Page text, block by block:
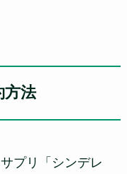
方法
プリ「シンデレ